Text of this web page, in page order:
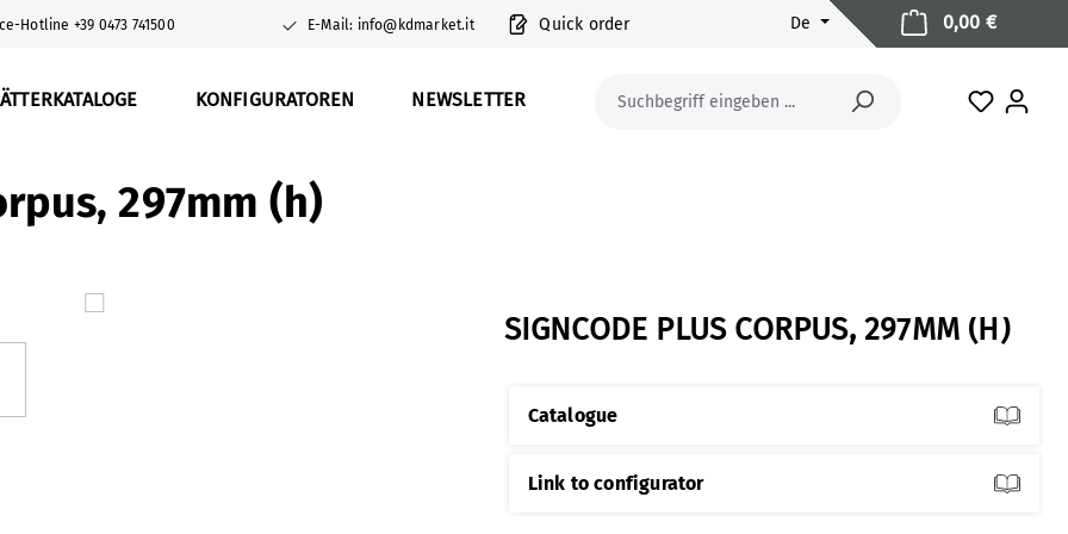
Hotline +39 0473 741500 E-Mail: info@kdmarket.it Quick order De
KONFIGURATOREN NEWSLETTER Du hast
0,00 €
297mm (h)
SIGNCODE PLUS CORPUS, 297MM (H)
Catalogue
Link to configurator